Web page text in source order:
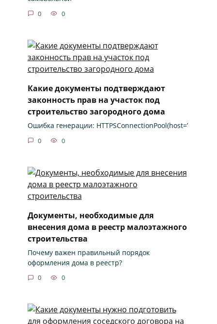
0 0
Какие документы подтверждают
законность прав на участок под
строительство загородного дома
Ошибка генерации: HTTPSConnectionPool(host=’
0 0
Документы, необходимые для
внесения дома в реестр малоэтажного
строительства
Почему важен правильный порядок
оформления дома в реестр?
0 0